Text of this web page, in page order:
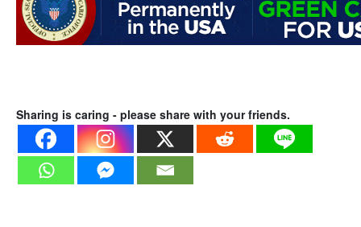
Sharing is caring - please share with your friends.